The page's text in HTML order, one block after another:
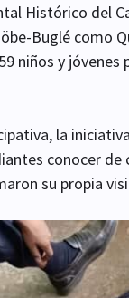
Histórico del
Buglé como
niños y
la
conocer
su propia